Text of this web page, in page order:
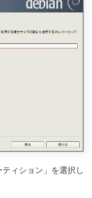
ィション」を選択し